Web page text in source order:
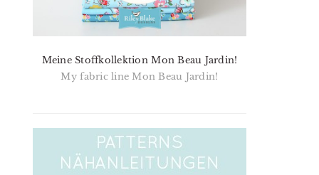
Meine Stoffkollektion Mon Beau Jardin!
My fabric line Mon Beau Jardin!